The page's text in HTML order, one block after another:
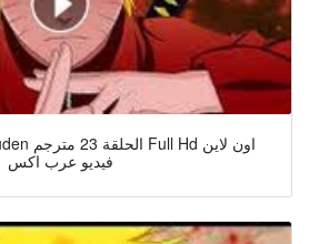
فيديو عرب اكس